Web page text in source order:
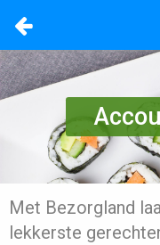
Met Bezorgland
lekkerste